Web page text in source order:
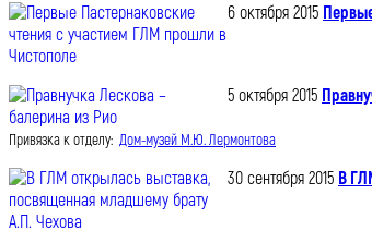
6 октября 2015
5 октября 2015
Привязка к отделу: Дом-музей М.Ю. Лермонтова
30 сентября 2015 В